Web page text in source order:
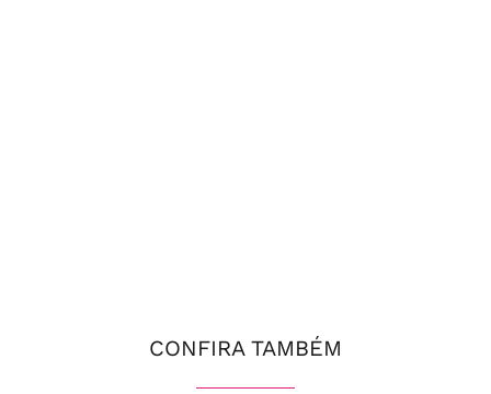
CONFIRA TAMBÉM